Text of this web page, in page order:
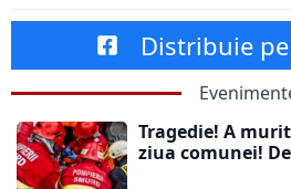
Distribuie
Tragedie! A
ziua comunei!